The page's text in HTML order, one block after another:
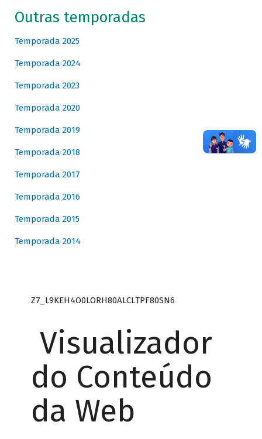
Outras temporadas
Temporada 2025
Temporada 2024
Temporada 2023
Temporada 2020
Temporada 2019
Temporada 2018
Temporada 2017
Temporada 2016
Temporada 2015
Temporada 2014
Z7_L9KEH4O0LORH80ALCLTPF80SN6
Visualizador
do Conteúdo
da Web